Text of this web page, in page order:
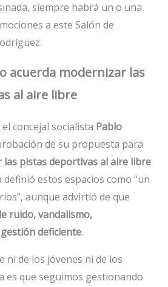
siempre habrá un o una
a este Salón de
acuerda modernizar las
al aire libre
concejal socialista Pablo
de su propuesta para
las pistas deportivas al aire libre
definió estos espacios como “un
aunque advirtió de que
ruido, vandalismo,
deficiente.
ni de los jóvenes ni de los
es que seguimos gestionando